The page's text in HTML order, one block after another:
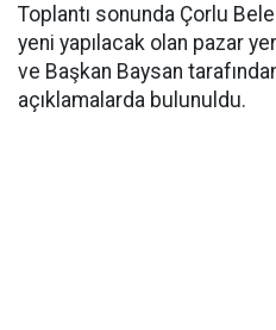
Toplantı sonunda Çorlu
yeni yapılacak olan pazar
ve Başkan Baysan
açıklamalarda bulunuldu.